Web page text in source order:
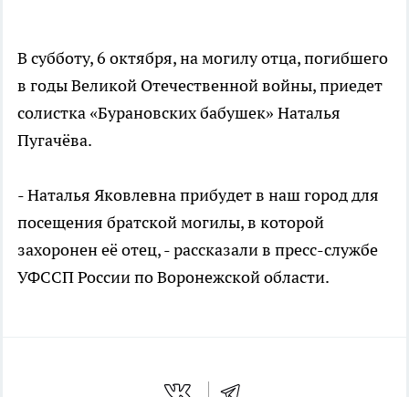
В субботу, 6 октября, на могилу отца, погибшего
в годы Великой Отечественной войны, приедет
солистка «Бурановских бабушек» Наталья
Пугачёва.
- Наталья Яковлевна прибудет в наш город для
посещения братской могилы, в которой
захоронен её отец, - рассказали в пресс-службе
УФССП России по Воронежской области.